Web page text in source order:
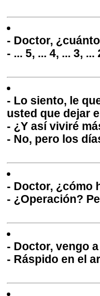
- Doctor,
- ... 5, ... 4, ... 3, ...
- Lo siento, le
usted que dejar
- ¿Y así viviré
- No, pero los
- Doctor, ¿cómo
- ¿Operación?
- Doctor, vengo
- Ráspido en el